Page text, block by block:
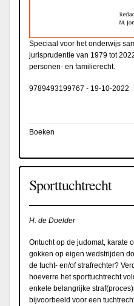
Speciaal voor het onderwijs
jurisprudentie van 1979 tot
personen- en familierecht.
9789493199767 - 19-10-2022
Boeken
Sporttuchtrecht
H. de Doelder
Ontucht op de judomat, karate
gokken op eigen wedstrijden
de tucht- en/of strafrechter?
hoeverre het sporttuchtrecht
enkele belangrijke
bijvoorbeeld voor een